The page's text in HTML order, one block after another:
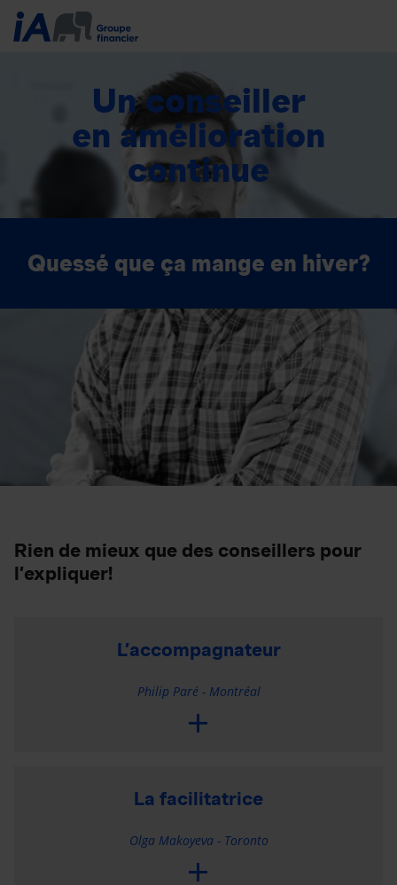
Un conseiller
en amélioration
continue
Quessé que ça mange en hiver?
Rien de mieux que des conseillers pour
l’expliquer!
L’accompagnateur
Philip Paré - Montréal
La facilitatrice
Olga Makoyeva - Toronto